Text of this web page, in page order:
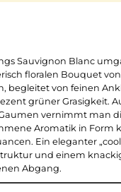
Sauvignon Blanc
floralen Bouquet
begleitet von feinen
grüner Grasigkeit.
vernimmt man
Aromatik in Form
Ein eleganter
und einem
Abgang.